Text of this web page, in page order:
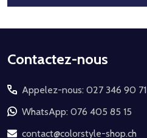
Début
pied
de
page
Contactez-nous
Appelez-nous: 027 346 90 71
WhatsApp: 076 405 85 15
contact@colorstyle-shop.ch